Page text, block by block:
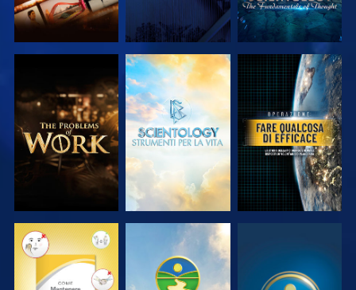
ESPLORA LE
SERIE
ESPLORA LE
SERIE
GUARDA
GUARDA GUARDA GUARDA